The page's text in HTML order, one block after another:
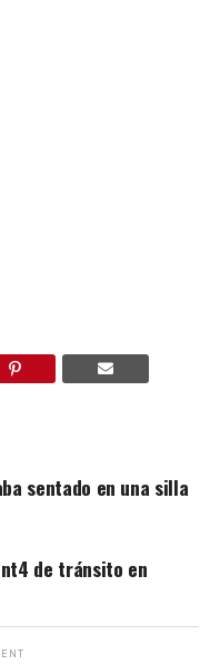
sentado en una silla
de tránsito en